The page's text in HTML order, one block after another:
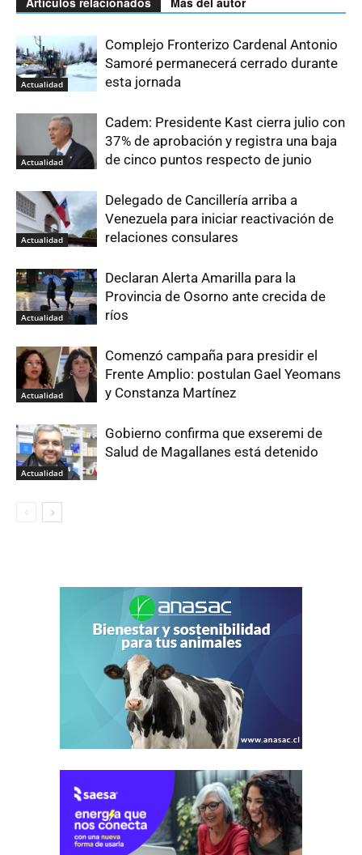
Actualidad
Complejo Fronterizo Cardenal Antonio
Samoré permanecerá cerrado durante
esta jornada
Actualidad
Cadem: Presidente Kast cierra julio con
37% de aprobación y registra una baja
de cinco puntos respecto de junio
Actualidad
Delegado de Cancillería arriba a
Venezuela para iniciar reactivación de
relaciones consulares
Actualidad
Declaran Alerta Amarilla para la
Provincia de Osorno ante crecida de
ríos
Actualidad
Comenzó campaña para presidir el
Frente Amplio: postulan Gael Yeomans
y Constanza Martínez
Actualidad
Gobierno confirma que exseremi de
Salud de Magallanes está detenido